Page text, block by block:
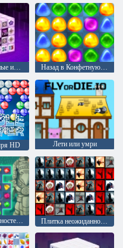
Маджонг темные измерения Назад в Конфетную страну: Эпизод 1
HD Лети или умри
Блиц драгоценностей 3 Плитка неожиданностей